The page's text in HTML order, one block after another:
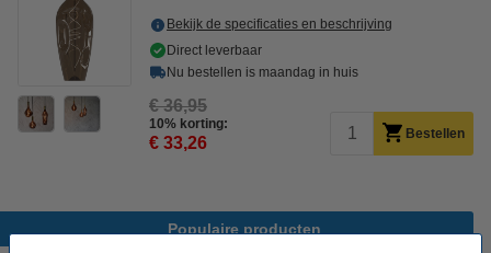
Bekijk de specificaties en beschrijving
Direct leverbaar
Nu bestellen is maandag in huis
€ 36,95
10% korting:
€ 33,26 Bestellen
Populaire producten